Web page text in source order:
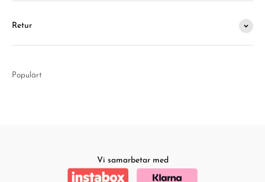
Retur
Populärt
Vi samarbetar med